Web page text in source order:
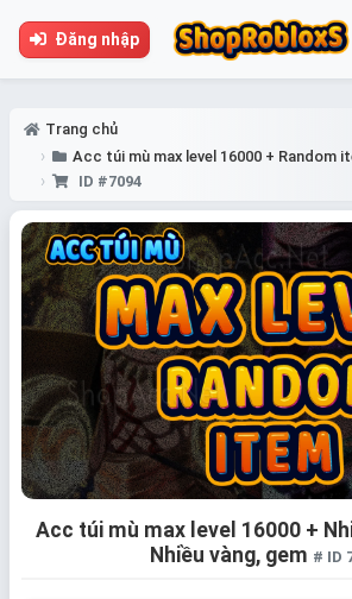
Đăng nhập
Trang chủ
Acc túi mù max level 16000 + Random
ID #7094
Acc túi mù max level 16000 +
Nhiều vàng, gem # ID